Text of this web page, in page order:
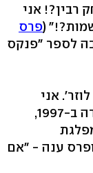
רבין?! אני
(פרס
לספר "פנקס
אני
הפסדתי?!" (בכנס תומכי מפלגת העבודה ב-1997,
ענה - "אם